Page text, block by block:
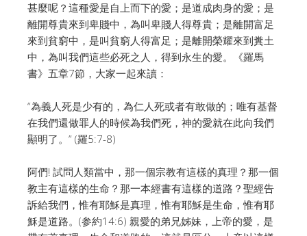
甚麼呢？這種愛是自上而下的愛；是道成肉身的愛；是
離開尊貴來到卑賤中，為叫卑賤人得尊貴；是離開富足
來到貧窮中，是叫貧窮人得富足；是離開榮耀來到糞土
中，為叫我們這些必死之人，得到永生的愛。《羅馬
書》五章7節，大家一起來讀：
“為義人死是少有的，為仁人死或者有敢做的；唯有基督
在我們還做罪人的時候為我們死，神的愛就在此向我們
顯明了。” (羅5:7-8)
阿們! 試問人類當中，那一個宗教有這樣的真理？那一個
教主有這樣的生命？那一本經書有這樣的道路？聖經告
訴給我們，惟有耶穌是真理，惟有耶穌是生命，惟有耶
穌是道路。(参約14:6) 親愛的弟兄姊妹，上帝的愛，是